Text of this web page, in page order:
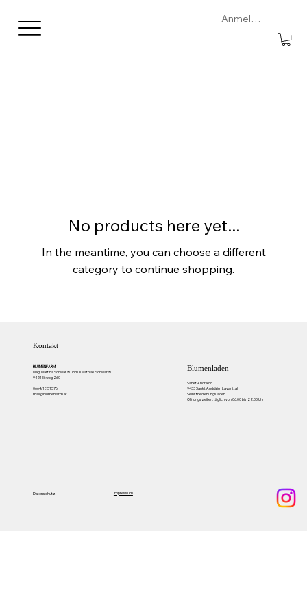
Anmelden
No products here yet...
In the meantime, you can choose a different
category to continue shopping.
Kontakt
BLUMENFARM
Mag. Martina Schwarzl und DI Mathias Schwarzl
9421 Eitweg 260
0664/18 51 576
mail@blumenfarm.at
Impressum
Datenschutz
Blumenladen
Sankt Andrä 66
9433 Sankt Andrä im Lavanttal
Selbstbedienungsladen
Öffnungszeiten: täglich von 06:00 bis 22:00 Uhr